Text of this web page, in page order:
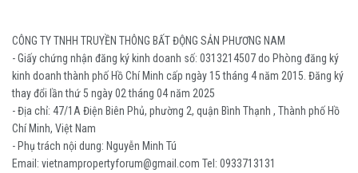
CÔNG TY TNHH TRUYỀN THÔNG BẤT ĐỘNG SẢN PHƯƠNG NAM
- Giấy chứng nhận đăng ký kinh doanh số: 0313214507 do Phòng đăng ký
kinh doanh thành phố Hồ Chí Minh cấp ngày 15 tháng 4 năm 2015. Đăng ký
thay đổi lần thứ 5 ngày 02 tháng 04 năm 2025
- Địa chỉ: 47/1A Điện Biên Phủ, phường 2, quận Bình Thạnh , Thành phố Hồ
Chí Minh, Việt Nam
- Phụ trách nội dung: Nguyễn Minh Tú
Email: vietnampropertyforum@gmail.com Tel: ‭0933713131